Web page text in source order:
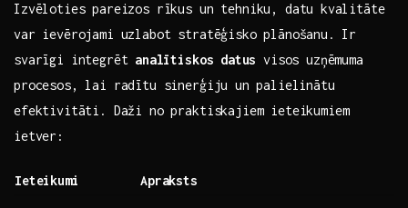
Izvēloties pareizos rīkus un tehniku, datu ⁢kvalitāte
var ievērojami uzlabot ‍stratēģisko plānošanu.⁢ Ir
svarīgi integrēt⁣ analītiskos ⁤datus visos uzņēmuma⁤
procesos, lai radītu sinerģiju‌ un ⁢palielinātu
efektivitāti. ​Daži no praktiskajiem ieteikumiem
ietver:
Ieteikumi Apraksts